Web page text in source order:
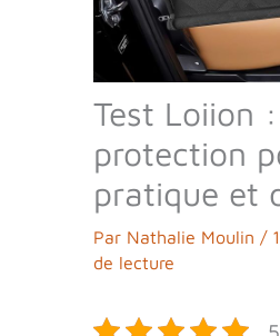
Test Loiion
protection
pratique et
Par Nathalie Moulin /
de lecture